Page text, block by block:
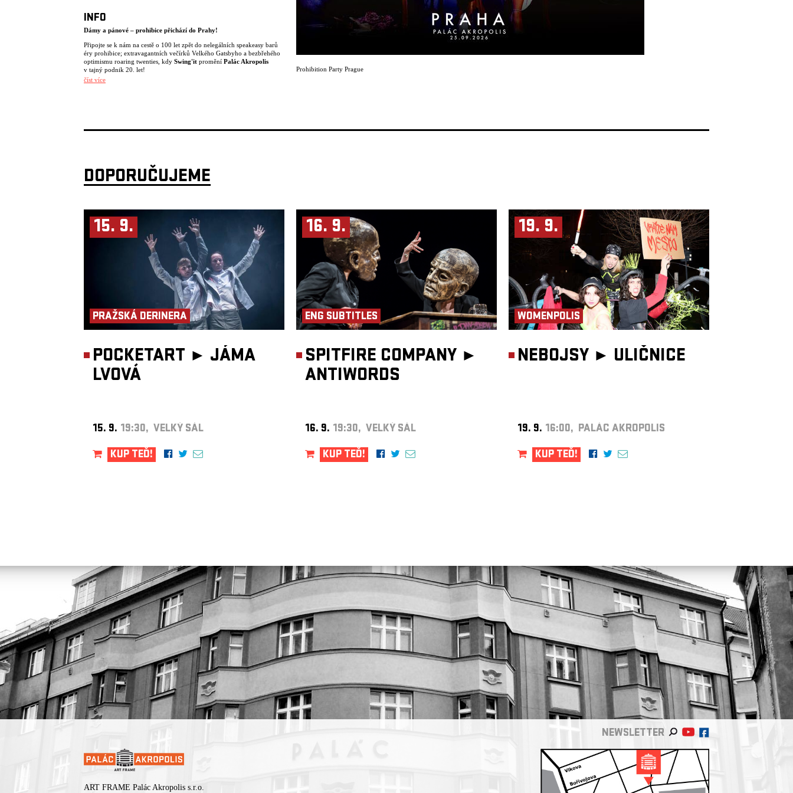
INFO
Dámy a pánové – prohibice přichází do Prahy!
Připojte se k nám na cestě o 100 let zpět do nelegálních speakeasy barů
éry prohibice; extravagantních večírků Velkého Gatsbyho a bezbřehého
optimismu roaring twenties, kdy Swing'it promění Palác Akropolis
v tajný podnik 20. let!
Oblékněte si svůj nejlepší oblek nebo šaty a zažijte večírek, jaký jste ještě
Otevření dveří: 18:30
Na co ještě čekáte? Připravte si flapper šaty, klobouk a taneční boty a
pojďte slavit, jako by byl rok 1923!
číst více
Prohibition Party Prague
DOPORUČUJEME
15. 9.
PRAŽSKÁ DERINERA
POCKETART ► JÁMA
LVOVÁ
15. 9. 19:30, VELKÝ SÁL
KUP TEĎ!
16. 9.
ENG SUBTITLES
SPITFIRE COMPANY ►
ANTIWORDS
16. 9. 19:30, VELKÝ SÁL
KUP TEĎ!
19. 9.
WOMENPOLIS
NEBOJSY ► ULIČNICE
19. 9. 16:00, PALÁC AKROPOLIS
KUP TEĎ!
NEWSLETTER
ART FRAME Palác Akropolis s.r.o.